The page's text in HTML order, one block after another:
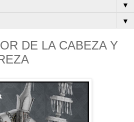
▼
▼
DE LA CABEZA Y